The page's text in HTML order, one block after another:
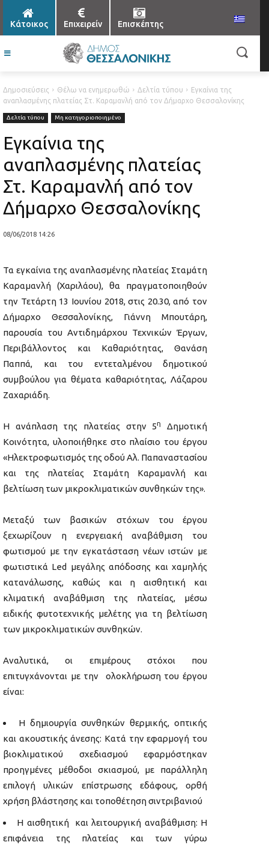
Κάτοικος Επιχειρείν Επισκέπτης
Δημοσιεύσεις Θέλω να ενημερωθώ Δελτία τύπου
Εγκαίνια της
αναπλασμένης πλατείας Στ. Καραμανλή από τον Δήμαρχο Θεσσαλονίκης
Δελτία τύπου Μη κατηγοριοποιημένο
Εγκαίνια της
αναπλασμένης πλατείας
Στ. Καραμανλή από τον
Δήμαρχο Θεσσαλονίκης
08/06/2018 14:26
Τα εγκαίνια της αναπλασμένης πλατείας Σταμάτη
Καραμανλή (Χαριλάου), θα πραγματοποιηθούν
την Τετάρτη 13 Ιουνίου 2018, στις 20.30, από τον
Δήμαρχο Θεσσαλονίκης, Γιάννη Μπουτάρη,
παρουσία του Αντιδημάρχου Τεχνικών Έργων,
Περιβάλλοντος και Καθαριότητας, Θανάση
Παππά, και του εντεταλμένου δημοτικού
συμβούλου για θέματα καθαριότητας, Λάζαρου
Ζαχαριάδη.
Η ανάπλαση της πλατείας στην 5η
Δημοτική
Κοινότητα, υλοποιήθηκε στο πλαίσιο του έργου
«Ηλεκτροφωτισμός της οδού Αλ. Παπαναστασίου
και της πλατείας Σταμάτη Καραμανλή και
βελτίωση των μικροκλιματικών συνθηκών της».
Μεταξύ των βασικών στόχων του έργου
ξεχωρίζουν η ενεργειακή αναβάθμιση του
φωτισμού με την εγκατάσταση νέων ιστών με
φωτιστικά Led μεγάλης απόδοσης και χαμηλής
κατανάλωσης, καθώς και η αισθητική και
κλιματική αναβάθμιση της πλατείας, μέσω
ειδικής φυτοτεχνικής μελέτης για τη βελτίωση
των μικροκλιματικών συνθηκών.
Αναλυτικά, οι επιμέρους στόχοι που
επιτυγχάνονται με την ολοκλήρωση του έργου
είναι:
Η δημιουργία συνθηκών θερμικής, οπτικής
και ακουστικής άνεσης: Κατά την εφαρμογή του
βιοκλιματικού σχεδιασμού εφαρμόστηκαν
προηγμένες μέθοδοι σκιασμού, με παράλληλη
επιλογή υλικών επίστρωσης εδάφους, ορθή
χρήση βλάστησης και τοποθέτηση σιντριβανιού
Η αισθητική και λειτουργική αναβάθμιση: Η
επιφάνεια της πλατείας και των γύρω